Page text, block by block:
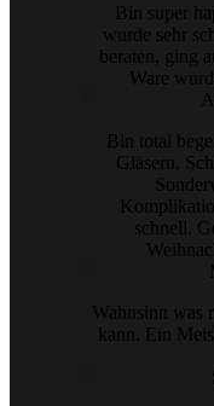
Bin super
wurde sehr
beraten, ging
Ware
Bin total
Gläsern.
schnell.
Wahnsinn was
kann. Ein